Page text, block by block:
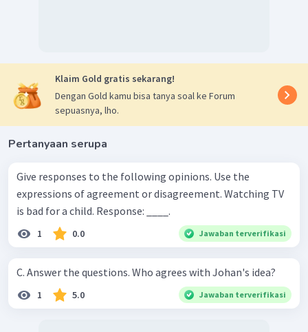
with you. Teachers sometimes need to give homework for
students to keep them studying at home.
Klaim Gold gratis sekarang!
Dengan Gold kamu bisa tanya soal ke Forum
sepuasnya, lho.
Pertanyaan serupa
Give responses to the following opinions. Use the
expressions of agreement or disagreement. Watching TV
is bad for a child. Response: ____.
1 0.0 Jawaban terverifikasi
C. Answer the questions. Who agrees with Johan's idea?
1 5.0 Jawaban terverifikasi